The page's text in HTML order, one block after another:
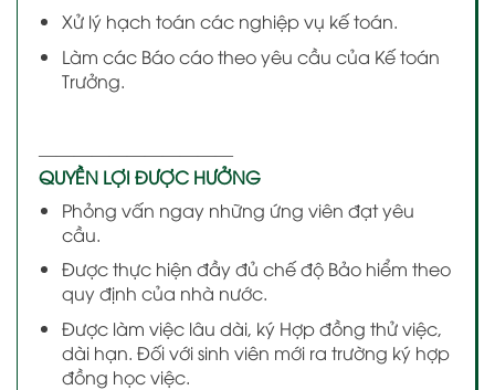
Xử lý hạch toán các nghiệp vụ kế toán.
Làm các Báo cáo theo yêu cầu của Kế toán
Trưởng.
———————————
QUYỀN LỢI ĐƯỢC HƯỞNG
Phỏng vấn ngay những ứng viên đạt yêu
cầu.
Được thực hiện đầy đủ chế độ Bảo hiểm theo
quy định của nhà nước.
Được làm việc lâu dài, ký Hợp đồng thử việc,
dài hạn. Đối với sinh viên mới ra trường ký hợp
đồng học việc.